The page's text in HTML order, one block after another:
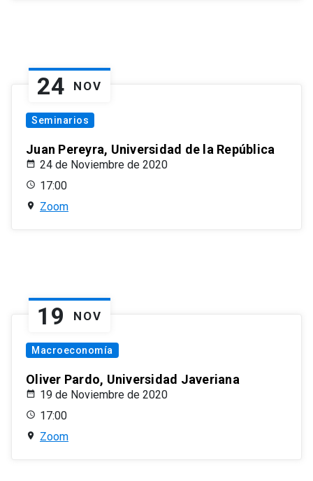
24 NOV
Seminarios
Juan Pereyra, Universidad de la República
24 de Noviembre de 2020
17:00
Zoom
19 NOV
Macroeconomía
Oliver Pardo, Universidad Javeriana
19 de Noviembre de 2020
17:00
Zoom